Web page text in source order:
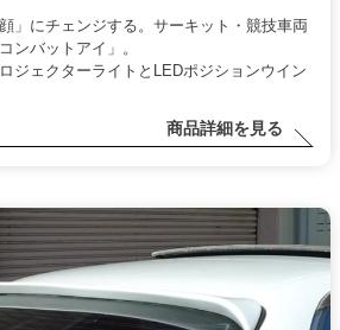
」にチェンジする。サーキット・競技車両
ンバットアイ」。
ジェクターライトとLEDポジションウイン
商品詳細を見る